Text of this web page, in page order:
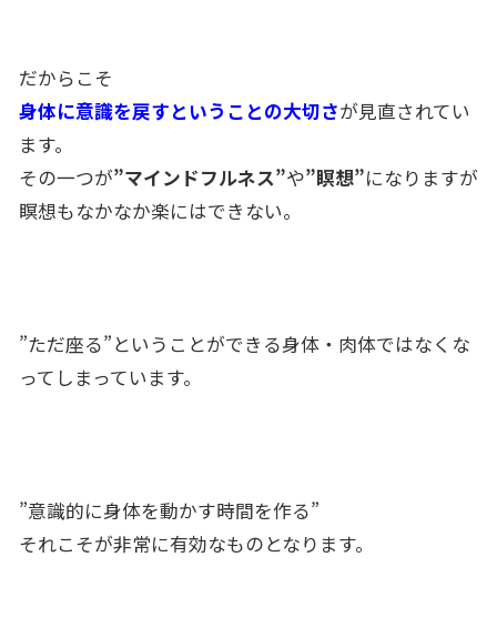
だからこそ
身体に意識を戻すということの大切さが見直されてい
ます。
その一つが”マインドフルネス”や”瞑想”になりますが
瞑想もなかなか楽にはできない。
”ただ座る”ということができる身体・肉体ではなくな
ってしまっています。
”意識的に身体を動かす時間を作る”
それこそが非常に有効なものとなります。